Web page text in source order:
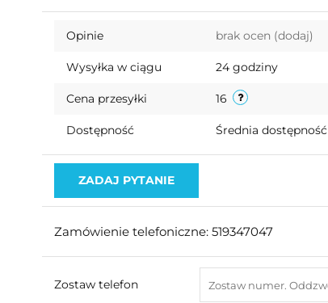
Opinie brak ocen (dodaj)
Wysyłka w ciągu 24 godziny
Cena przesyłki 16
Dostępność Średnia dostępność
ZADAJ PYTANIE
Zamówienie telefoniczne: 519347047
Zostaw telefon